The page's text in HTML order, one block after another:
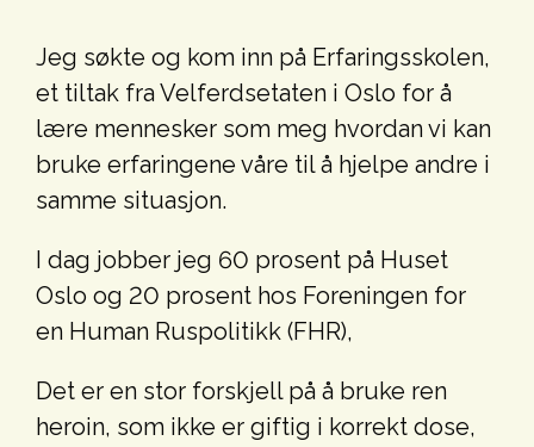
Jeg søkte og kom inn på Erfaringsskolen,
et tiltak fra Velferdsetaten i Oslo for å
lære mennesker som meg hvordan vi kan
bruke erfaringene våre til å hjelpe andre i
samme situasjon.
I dag jobber jeg 60 prosent på Huset
Oslo og 20 prosent hos Foreningen for
en Human Ruspolitikk (FHR),
Det er en stor forskjell på å bruke ren
heroin, som ikke er giftig i korrekt dose,